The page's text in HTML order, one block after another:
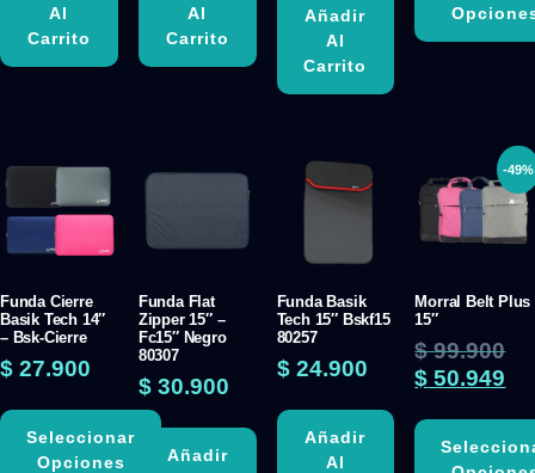
Al
Carrito
Al
Carrito
Añadir
Al
Carrito
Funda Cierre
Basik Tech 14″
– Bsk-Cierre
$ 27.900
Seleccionar
Opciones
Funda Flat
Zipper 15″ –
Fc15″ Negro
80307
$30.900
Añadir
Funda Basik
Tech 15″ Bskf15
80257
$24.900
Añadir
Al
-49%
Morral Belt Plus
15″
$99.900
$ 50.949